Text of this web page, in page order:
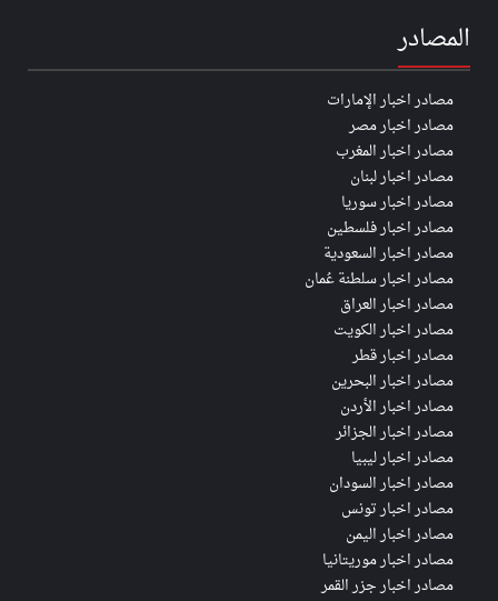
المصادر
مصادر اخبار الإمارات
مصادر اخبار مصر
مصادر اخبار المغرب
مصادر اخبار لبنان
مصادر اخبار سوريا
مصادر اخبار فلسطين
مصادر اخبار السعودية
مصادر اخبار سلطنة عُمان
مصادر اخبار العراق
مصادر اخبار الكويت
مصادر اخبار قطر
مصادر اخبار البحرين
مصادر اخبار الأردن
مصادر اخبار الجزائر
مصادر اخبار ليبيا
مصادر اخبار السودان
مصادر اخبار تونس
مصادر اخبار اليمن
مصادر اخبار موريتانيا
مصادر اخبار جزر القمر